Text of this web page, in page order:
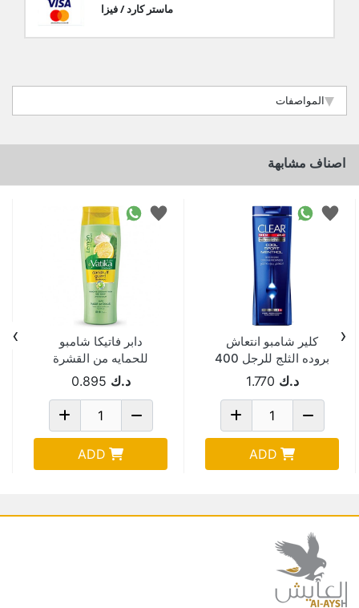
ماستر كارد / فيزا
المواصفات
اصناف مشابهة
كلير شامبو انتعاش
بروده الثلج للرجل 400
مل د.ك 1.770
ADD
دابر فاتيكا شامبو
للحمايه من القشرة
400 ملد.ك 0.895
ADD
‹
›